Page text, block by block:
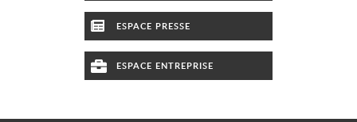
ESPACE PRESSE
ESPACE ENTREPRISE